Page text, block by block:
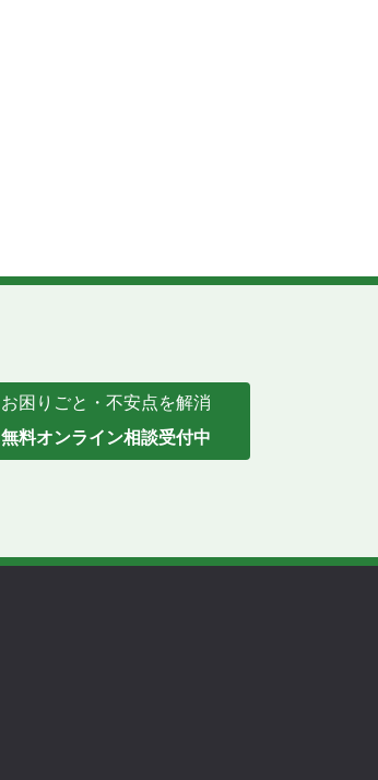
お困りごと・不安点を解消
無料オンライン相談受付中